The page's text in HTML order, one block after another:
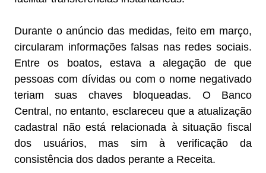
Durante o anúncio das medidas, feito em março,
circularam informações falsas nas redes sociais.
Entre os boatos, estava a alegação de que
pessoas com dívidas ou com o nome negativado
teriam suas chaves bloqueadas. O Banco
Central, no entanto, esclareceu que a atualização
cadastral não está relacionada à situação fiscal
dos usuários, mas sim à verificação da
consistência dos dados perante a Receita.